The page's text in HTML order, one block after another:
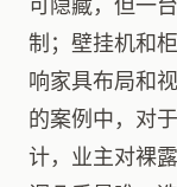
可隐藏，但一
制；壁挂机和
响家具布局和
的案例中，对
计，业主对裸